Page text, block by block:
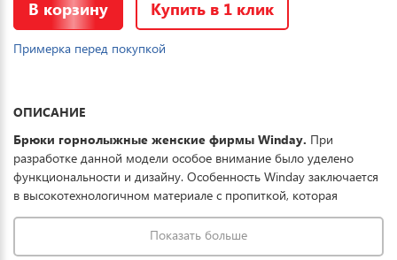
В корзину Купить в 1 клик
Примерка перед покупкой
ОПИСАНИЕ
Брюки горнолыжные женские фирмы Winday. При
разработке данной модели особое внимание было уделено
функциональности и дизайну. Особенность Winday заключается
в высокотехнологичном материале с пропиткой, которая
совместно с мембраной обеспечивает превосходную защиту
одежды от проникновения влаги, что обеспечивает до 8 часов
катания в условиях мокрого снега. Горнолыжные штаны женские
Показать больше